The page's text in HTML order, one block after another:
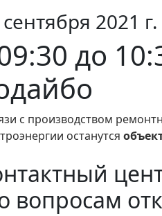
2021 г.
до
с производством
останутся
вопросам